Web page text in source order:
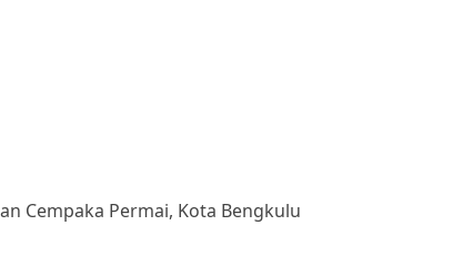
Cempaka Permai, Kota Bengkulu